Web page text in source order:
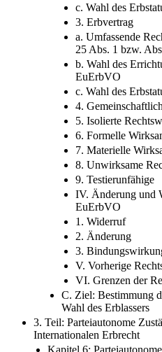
c. Wahl des
3. Erbvertrag
a. Umfassende
25 Abs. 1 bzw.
b. Wahl des
EuErbVO
c. Wahl des
4.
5. Isolierte
6. Formelle
7. Materielle
8. Unwirksame
9. Testierunfähige
IV. Änderung und
EuErbVO
1. Widerruf
2. Änderung
3.
V. Vorherige
VI. Grenzen der
C. Ziel: Bestimmung
Wahl des Erblassers
3. Teil: Parteiautonome
Internationalen Erbrecht
Kapitel 6: